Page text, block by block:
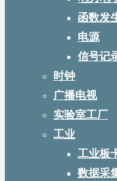
函数发
电源
信号记
时钟
广播电视
实验室工厂
工业
工业板
数据采